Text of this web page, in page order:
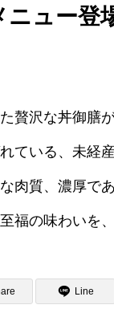
ニュー登
贅沢な丼御膳
ている、未経
肉質、濃厚で
福の味わいを
Line